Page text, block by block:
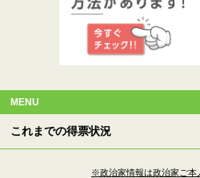
MENU
これまでの得票状況
※政治家情報は政治家ご本